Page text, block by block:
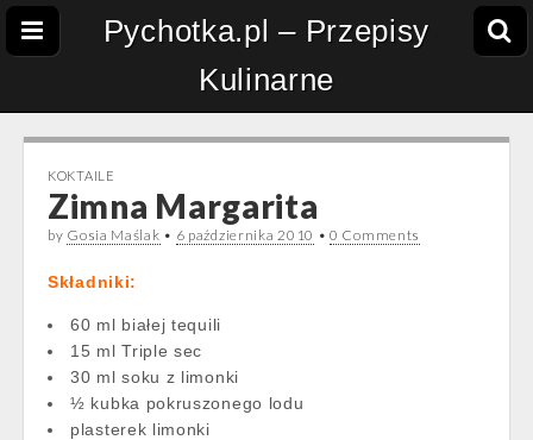
Pychotka.pl – Przepisy
Kulinarne
KOKTAILE
Zimna Margarita
by Gosia Maślak • 6 października 2010 •0 Comments
Składniki:
60 ml białej tequili
15 ml Triple sec
30 ml soku z limonki
½ kubka pokruszonego lodu
plasterek limonki